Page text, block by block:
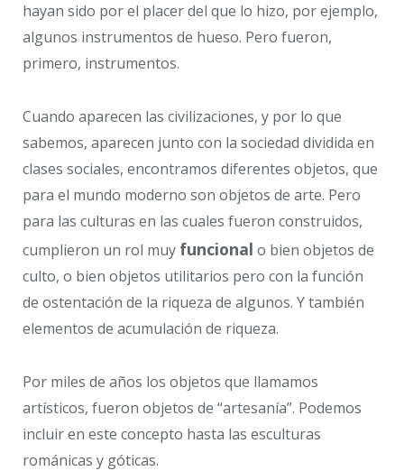
hayan sido por el placer del que lo hizo, por ejemplo,
algunos instrumentos de hueso. Pero fueron,
primero, instrumentos.
Cuando aparecen las civilizaciones, y por lo que
sabemos, aparecen junto con la sociedad dividida en
clases sociales, encontramos diferentes objetos, que
para el mundo moderno son objetos de arte. Pero
para las culturas en las cuales fueron construidos,
cumplieron un rol muy funcional o bien objetos de
culto, o bien objetos utilitarios pero con la función
de ostentación de la riqueza de algunos. Y también
elementos de acumulación de riqueza.
Por miles de años los objetos que llamamos
artísticos, fueron objetos de “artesanía”. Podemos
incluir en este concepto hasta las esculturas
románicas y góticas.